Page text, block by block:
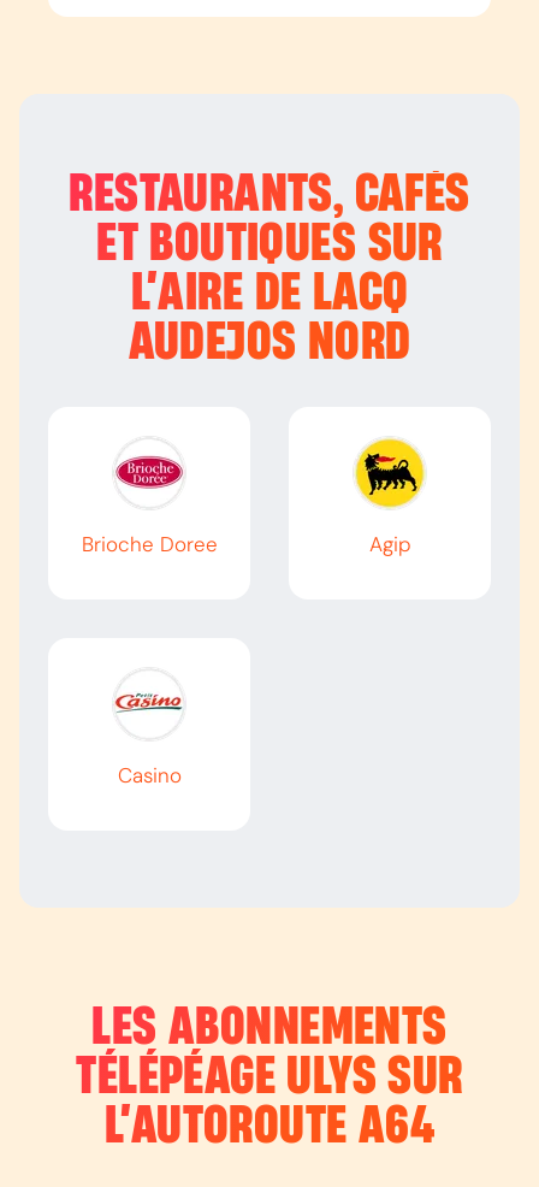
RESTAURANTS, CAFÉS
ET BOUTIQUES SUR
L’AIRE DE LACQ
AUDEJOS NORD
Brioche Doree Agip
Casino
LES ABONNEMENTS
TÉLÉPÉAGE ULYS SUR
L’AUTOROUTE A64